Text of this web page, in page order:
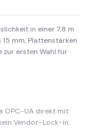
in einer 7,8 m
mm, Plattenstärken
zur ersten Wahl für
OPC-UA direkt mit
Vendor-Lock-in.